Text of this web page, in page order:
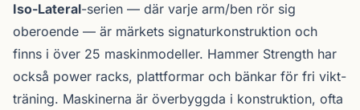
Iso-Lateral-serien — där varje arm/ben rör sig
oberoende — är märkets signaturkonstruktion och
finns i över 25 maskinmodeller. Hammer Strength har
också power racks, plattformar och bänkar för fri vikt-
träning. Maskinerna är överbyggda i konstruktion, ofta